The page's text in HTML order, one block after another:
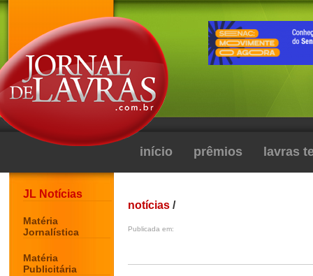
início prêmios lavras
JL Notícias
Matéria
Jornalística
Matéria
Publicitária
notícias /
Publicada em: